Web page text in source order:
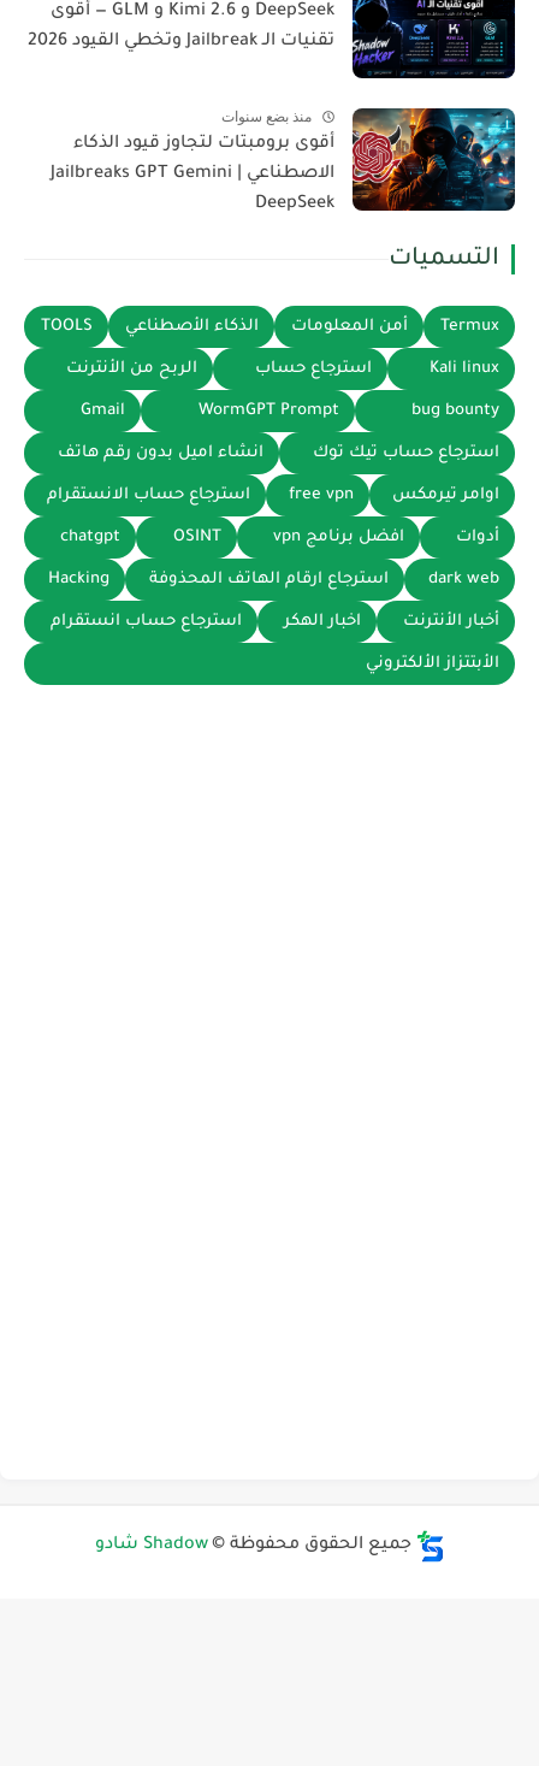
DeepSeek و Kimi 2.6 و GLM — أقوى
تقنيات الـ Jailbreak وتخطي القيود 2026
منذ بضع سنوات
أقوى برومبتات لتجاوز قيود الذكاء
الاصطناعي | Jailbreaks GPT Gemini
DeepSeek
التسميات
Termux أمن المعلومات الذكاء الأصطناعي TOOLS
Kali linux استرجاع حساب الربح من الأنترنت
bug bounty
WormGPT Prompt
Gmail
استرجاع حساب تيك توك انشاء اميل بدون رقم هاتف
اوامر تيرمكس free vpn استرجاع حساب الانستقرام
أدوات افضل برنامج vpn OSINT
chatgpt
dark web استرجاع ارقام الهاتف المحذوفة Hacking
أخبار الأنترنت اخبار الهكر استرجاع حساب انستقرام
الأبتتزاز الألكتروني
جميع الحقوق محفوظة © Shadow شادو